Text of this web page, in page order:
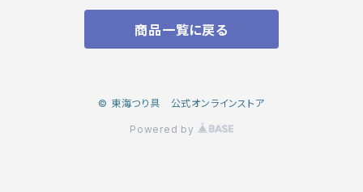
商品一覧に戻る
© 東海つり具 公式オンラインストア
Powered by